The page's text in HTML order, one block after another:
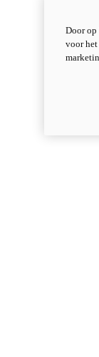
Door op
voor het